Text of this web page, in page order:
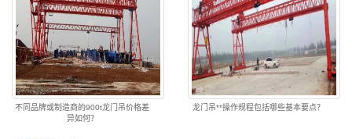
不同品牌或制造商的900t龙门吊价格差
异如何？
龙门吊**操作规程包括哪些基本要点？